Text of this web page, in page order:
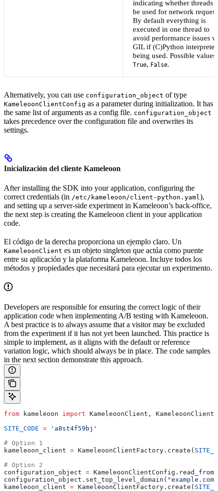
indicating whether threads
be used for network
By default everything is
executed in one thread to
avoid performance issues
GIL if (C)Python
being used. Possible values:
True, False.
Alternatively, you can use configuration_object of type
KameleoonClientConfig as a parameter during initialization. It has
the same list of arguments as a config file. configuration_object
takes precedence over the configuration file and overwrites its
settings.
Inicialización del cliente Kameleoon
After installing the SDK into your application, configuring the
correct credentials (in /etc/kameleoon/client-python.yaml ),
and setting up a server-side experiment in Kameleoon’s back-office,
the next step is creating the Kameleoon client in your application
code.
El código de la derecha proporciona un ejemplo claro. Un
KameleoonClient es un objeto singleton que actúa como puente
entre su aplicación y la plataforma Kameleoon. Incluye todos los
métodos y propiedades que necesitará para ejecutar un experimento.
Developers are responsible for ensuring the correct logic of their
application code when implementing A/B testing with Kameleoon.
A best practice is to always assume that a visitor may be excluded
from the experiment if it has not yet been launched. This practice is
simple to implement, as it aligns with the default or reference
variation logic, which should always be in place. The code samples
in the next section demonstrate this approach.
from kameleoon import KameleoonClient,
SITE_CODE = 'a8st4f59bj'
# Option 1
kameleoon_client = KameleoonClientFactory.create(
# Option 2
configuration_object =
configuration_object.set_top_level_domain( "example.com"
kameleoon_client = KameleoonClientFactory.create(